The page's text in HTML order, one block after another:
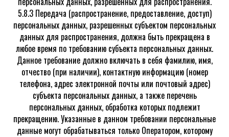
5.8.3 Передача (распространение, предоставление, доступ)
персональных данных, разрешенных субъектом персональных
данных для распространения, должна быть прекращена в
любое время по требованию субъекта персональных данных.
Данное требование должно включать в себя фамилию, имя,
отчество (при наличии), контактную информацию (номер
телефона, адрес электронной почты или почтовый адрес)
субъекта персональных данных, а также перечень
персональных данных, обработка которых подлежит
прекращению. Указанные в данном требовании персональные
данные могут обрабатываться только Оператором, которому